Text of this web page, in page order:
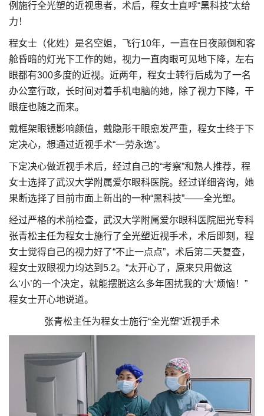
例施行全光塑的近视患者，术后，程女士直呼“黑科技”太给
力！
程女士（化姓）是名空姐，飞行10年，一直在日夜颠倒和客
舱昏暗的灯光下工作的她，视力一直肉眼可见地下降，左右
眼都有300多度的近视。近两年，程女士转行后成为了一名
办公室行政，长时间对着手机电脑的她，除了视力下降，干
眼症也随之而来。
戴框架眼镜影响颜值，戴隐形干眼愈发严重，程女士终于下
定决心，想通过近视手术“一劳永逸”。
下定决心做近视手术后，经过自己的“考察”和熟人推荐，程
女士选择了武汉大学附属爱尔眼科医院。经过详细咨询，她
果断选择了目前市面上新出的一种“黑科技”——全光塑。
经过严格的术前检查，武汉大学附属爱尔眼科医院屈光专科
张青松主任为程女士施行了全光塑近视手术，术后即刻，程
女士觉得自己的视力好了“不止一点点”，术后第二天复查，
程女士双眼视力均达到5.2。“太开心了，原来只用做这
么‘小’的一个决定，就能摆脱这么多年困扰我的‘大’烦恼！”
程女士开心地说道。
张青松主任为程女士施行“全光塑”近视手术